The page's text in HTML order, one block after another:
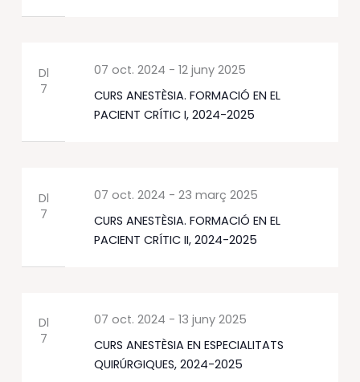
Dl
7
CURS ANESTÈSIA. FORMACIÓ EN EL
PACIENT CRÍTIC I, 2024-2025
07 oct. 2024 - 12 juny 2025
Dl
7
CURS ANESTÈSIA. FORMACIÓ EN EL
PACIENT CRÍTIC II, 2024-2025
07 oct. 2024 - 23 març 2025
Dl
7
CURS ANESTÈSIA EN ESPECIALITATS
QUIRÚRGIQUES, 2024-2025
07 oct. 2024 - 13 juny 2025